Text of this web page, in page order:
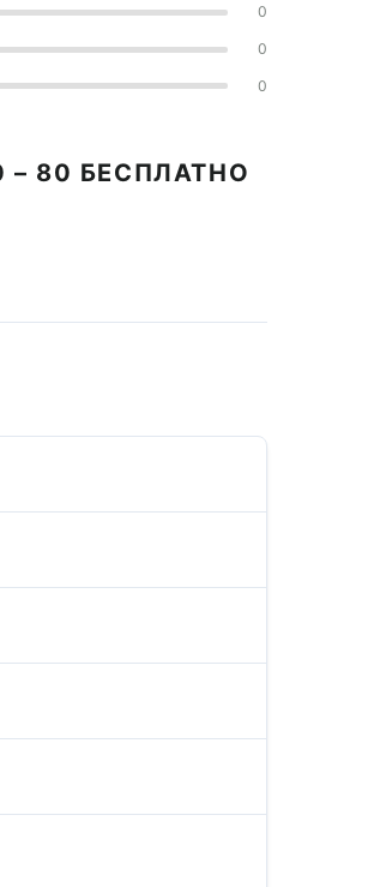
0
0
0
80 БЕСПЛАТНО